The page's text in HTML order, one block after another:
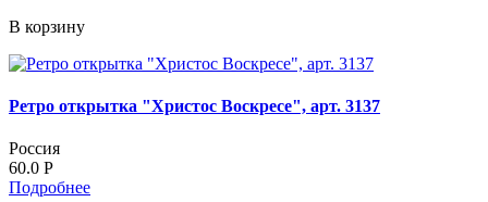
В корзину
Ретро открытка "Христос Воскресе", арт. 3137
Россия
60.0 Р
Подробнее